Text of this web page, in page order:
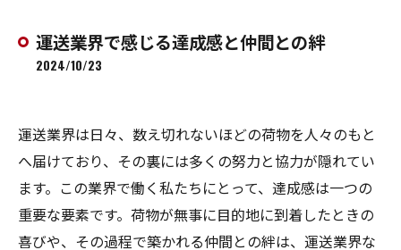
運送業界で感じる達成感と仲間との絆
2024/10/23
運送業界は日々、数え切れないほどの荷物を人々のもと
へ届けており、その裏には多くの努力と協力が隠れてい
ます。この業界で働く私たちにとって、達成感は一つの
重要な要素です。荷物が無事に目的地に到着したときの
喜びや、その過程で築かれる仲間との絆は、運送業界な